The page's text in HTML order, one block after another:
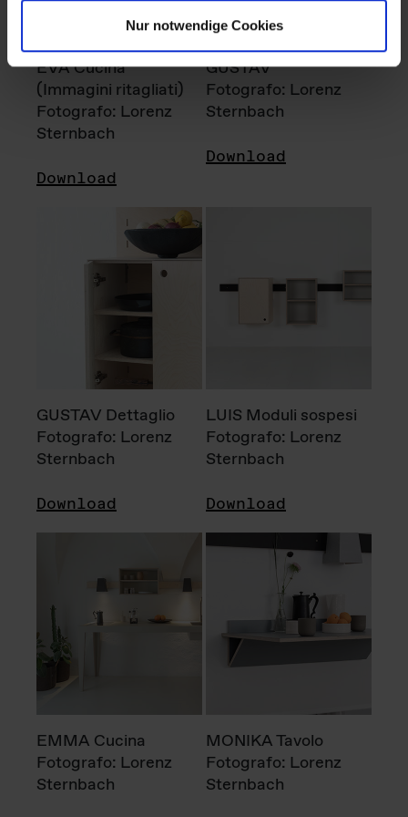
Nur notwendige Cookies
EVA Cucina
(Immagini ritagliati)
Fotografo: Lorenz
Sternbach
Download
GUSTAV
Fotografo: Lorenz
Sternbach
Download
GUSTAV Dettaglio
Fotografo: Lorenz
Sternbach
Download
LUIS Moduli sospesi
Fotografo: Lorenz
Sternbach
Download
EMMA Cucina
Fotografo: Lorenz
Sternbach
MONIKA Tavolo
Fotografo: Lorenz
Sternbach